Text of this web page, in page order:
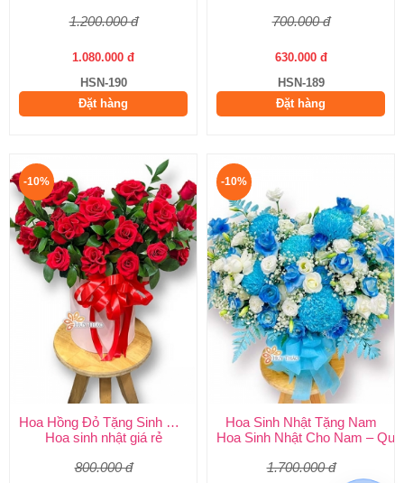
1.200.000 đ
1.080.000 đ
HSN-190
Đặt hàng
700.000 đ
630.000 đ
HSN-189
Đặt hàng
-10%
Hoa Hồng Đỏ Tặng Sinh Nhật
Hoa sinh nhật giá rẻ
800.000 đ
-10%
Hoa Sinh Nhật Tặng Nam
Hoa Sinh Nhật Cho Nam –
1.700.000 đ